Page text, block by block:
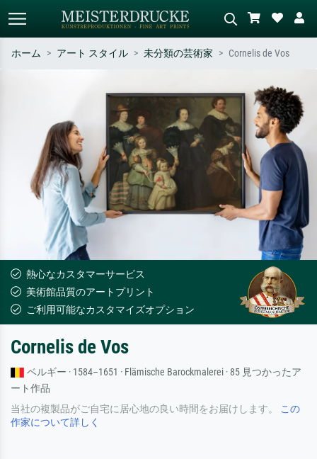
作家名・作品名・スタイルで検索
– 例：モネ、星月夜、印象派、北
斎の波、ヌード。
シーンを説明してください – 例：
緑の草原、赤の多い抽象画、暗い
油絵、木のそばの立ち姿のヌー
ド。
ホーム アート スタイル 未分類の芸術家 Cornelis de Vos
熱心なカスタマーサービス
美術館品質のアートプリント
ご利用可能なカスタマイズオプション
Cornelis de Vos
ベルギー · 1584–1651 · Flämische Barockmalerei · 85 見つかったア
ート作品
当社の複製品がご自宅に居心地の良い時間をお届けします。
この
作家について詳しく